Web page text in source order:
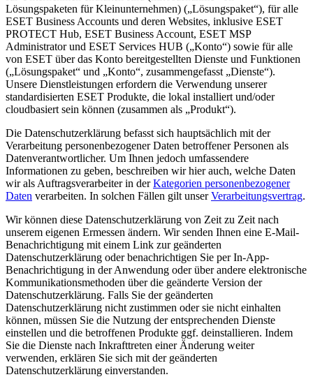
Lösungspaketen für Kleinunternehmen) („Lösungspaket“), für alle
ESET Business Accounts und deren Websites, inklusive ESET
PROTECT Hub, ESET Business Account, ESET MSP
Administrator und ESET Services HUB („Konto“) sowie für alle
von ESET über das Konto bereitgestellten Dienste und Funktionen
(„Lösungspaket“ und „Konto“, zusammengefasst „Dienste“).
Unsere Dienstleistungen erfordern die Verwendung unserer
standardisierten ESET Produkte, die lokal installiert und/oder
cloudbasiert sein können (zusammen als „Produkt“).
Die Datenschutzerklärung befasst sich hauptsächlich mit der
Verarbeitung personenbezogener Daten betroffener Personen als
Datenverantwortlicher. Um Ihnen jedoch umfassendere
Informationen zu geben, beschreiben wir hier auch, welche Daten
wir als Auftragsverarbeiter in derKategorien personenbezogener
Daten verarbeiten. In solchen Fällen gilt unserVerarbeitungsvertrag.
Wir können diese Datenschutzerklärung von Zeit zu Zeit nach
unserem eigenen Ermessen ändern. Wir senden Ihnen eine E-Mail-
Benachrichtigung mit einem Link zur geänderten
Datenschutzerklärung oder benachrichtigen Sie per In-App-
Benachrichtigung in der Anwendung oder über andere elektronische
Kommunikationsmethoden über die geänderte Version der
Datenschutzerklärung. Falls Sie der geänderten
Datenschutzerklärung nicht zustimmen oder sie nicht einhalten
können, müssen Sie die Nutzung der entsprechenden Dienste
einstellen und die betroffenen Produkte ggf. deinstallieren. Indem
Sie die Dienste nach Inkrafttreten einer Änderung weiter
verwenden, erklären Sie sich mit der geänderten
Datenschutzerklärung einverstanden.